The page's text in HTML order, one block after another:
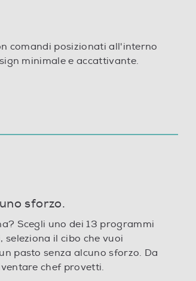
comandi posizionati all'interno
minimale e accattivante.
sforzo.
Scegli uno dei 13 programmi
il cibo che vuoi
pasto senza alcuno sforzo. Da
chef provetti.